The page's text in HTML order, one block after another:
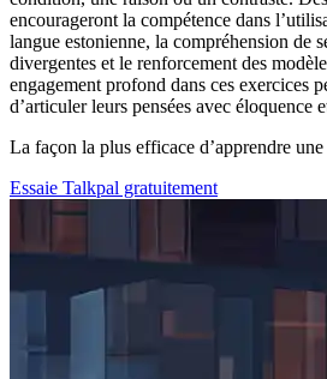
encourageront la compétence dans
langue estonienne, la compréhension de
divergentes et le renforcement des
engagement profond dans ces exercices
d’articuler leurs pensées avec éloquence
La façon la plus efficace d’apprendre
Essaie Talkpal gratuitement